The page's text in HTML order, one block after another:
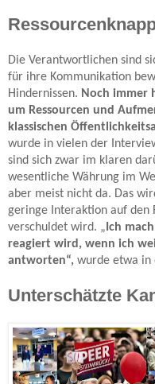
Die Verantwortlichen sind
für ihre Kommunikation
Hindernissen. Noch immer
um Ressourcen und
klassischen
wurde in vielen der
sind sich zwar im klaren
wesentliche Währung im
aber meist nicht da. Das
geringe Interaktion auf den
verschuldet wird. „Ich
reagiert wird, wenn ich
antworten“, wurde etwa in
Unterschätzte